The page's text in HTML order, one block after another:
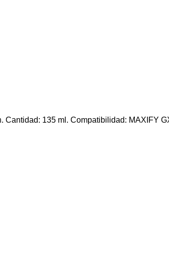
135 ml. Compatibilidad: MAXIFY